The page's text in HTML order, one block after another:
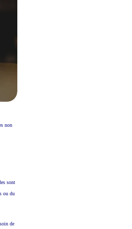
non
sont
ou du
de